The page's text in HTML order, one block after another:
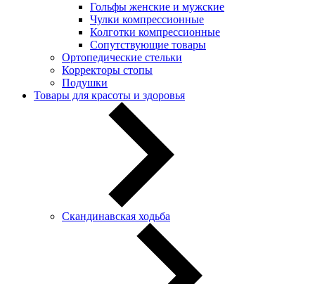
Гольфы женские и мужские
Чулки компрессионные
Колготки компрессионные
Сопутствующие товары
Ортопедические стельки
Корректоры стопы
Подушки
Товары для красоты и здоровья
Скандинавская ходьба